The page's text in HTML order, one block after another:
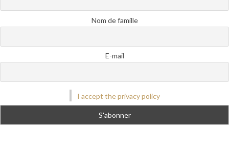
Nom de famille
E-mail
I accept the privacy policy